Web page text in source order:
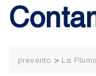
prevento > La